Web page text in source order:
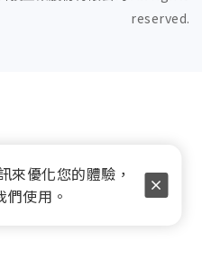
reserved.
優化您的體驗，
使用。